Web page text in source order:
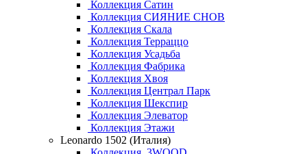
Коллекция Сатин
Коллекция СИЯНИЕ СНОВ
Коллекция Скала
Коллекция Терраццо
Коллекция Усадьба
Коллекция Фабрика
Коллекция Хвоя
Коллекция Централ Парк
Коллекция Шекспир
Коллекция Элеватор
Коллекция Этажи
Leonardo 1502 (Италия)